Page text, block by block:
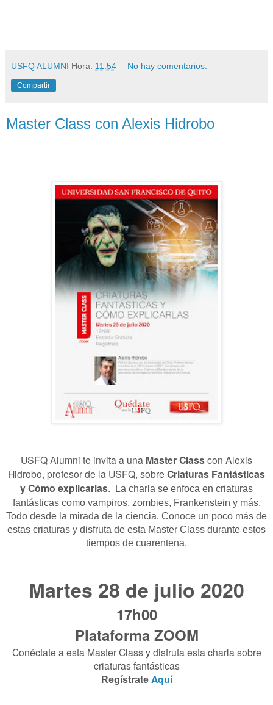
USFQ ALUMNI Hora: 11:54 No hay comentarios:
Compartir
Master Class con Alexis Hidrobo
USFQ Alumni te invita a una Master Classcon Alexis
Hidrobo, profesor de la USFQ, sobre Criaturas Fantásticas
y Cómo explicarlas.
La charla se enfoca en criaturas
fantásticas como vampiros, zombies, Frankenstein y más.
Todo desde la mirada de la ciencia. Conoce un poco más de
estas criaturas y disfruta de esta Master Class durante estos
tiempos de cuarentena.
Martes 28 de julio 2020
17h00
Plataforma ZOOM
Conéctate a esta Master Class y disfruta esta charla sobre
criaturas fantásticas
Regístrate Aquí